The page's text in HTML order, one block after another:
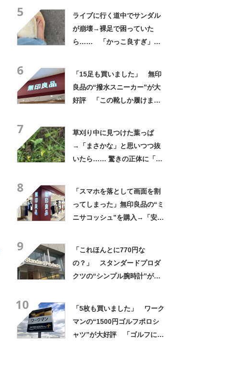
5
ライブに行く道中でサンダル
が崩壊→裸足で困っていた
ら…… 「かっこ良すぎ」ま
6
「15足も買いました」 無印
良品の“撥水スニーカー”が大
好評 「この靴しか履けませ
7
草刈り中に見つけた葉っぱ
→「まさかな」と思いつつ抜
いたら…… 驚きの正体に「お
8
「スマホを落として画面を割
ってしまった」無印良品の“ミ
ニサコッシュ”を購入→「安心
9
「これほんとに770円な
の？」 スタンダードプロダ
クツの“シンプル腕時計”が大
10
「5枚も買いました」 ワーク
マンの“1500円ゴルフポロシ
ャツ”が大好評 「ゴルフにも